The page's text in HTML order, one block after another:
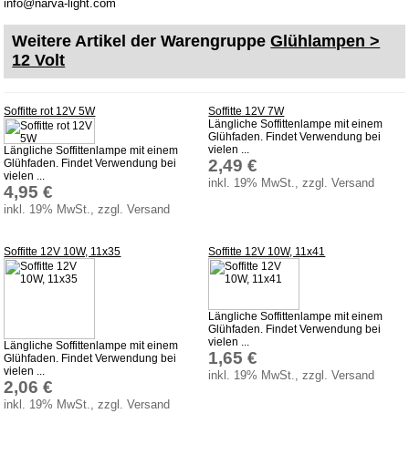
Produktindex
Suchfunktion
info@narva-light.com
Weitere Artikel der WarengruppeGlühlampen >
12 Volt
Soffitte rot 12V 5W
Längliche Soffittenlampe mit einem
Glühfaden. Findet Verwendung bei
vielen ...
4,95 €
inkl. 19% MwSt., zzgl. Versand
Soffitte 12V 7W
Längliche Soffittenlampe mit einem
Glühfaden. Findet Verwendung bei
vielen ...
2,49 €
inkl. 19% MwSt., zzgl. Versand
Soffitte 12V 10W, 11x35
Längliche Soffittenlampe mit einem
Glühfaden. Findet Verwendung bei
vielen ...
2,06 €
inkl. 19% MwSt., zzgl. Versand
Soffitte 12V 10W, 11x41
Längliche Soffittenlampe mit einem
Glühfaden. Findet Verwendung bei
vielen ...
1,65 €
inkl. 19% MwSt., zzgl. Versand